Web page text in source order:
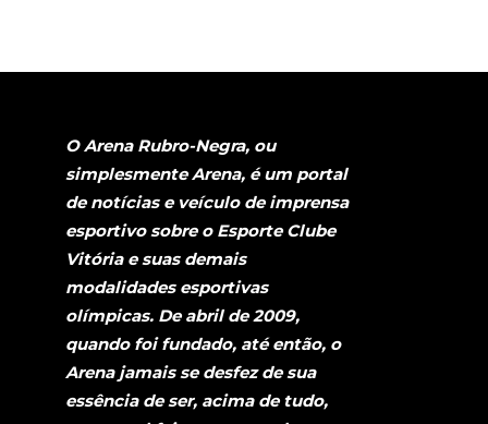
O Arena Rubro-Negra, ou
simplesmente Arena, é um portal
de notícias e veículo de imprensa
esportivo sobre o Esporte Clube
Vitória e suas demais
modalidades esportivas
olímpicas. De abril de 2009,
quando foi fundado, até então, o
Arena jamais se desfez de sua
essência de ser, acima de tudo,